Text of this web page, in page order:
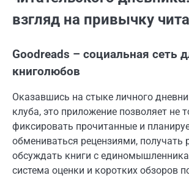
взгляд на привычку
Goodreads – социальная сеть
книголюбов
Оказавшись на стыке личного
клуба, это приложение позволяет не
фиксировать прочитанные и
обмениваться рецензиями, получать
обсуждать книги с
система оценки и коротких обзоров